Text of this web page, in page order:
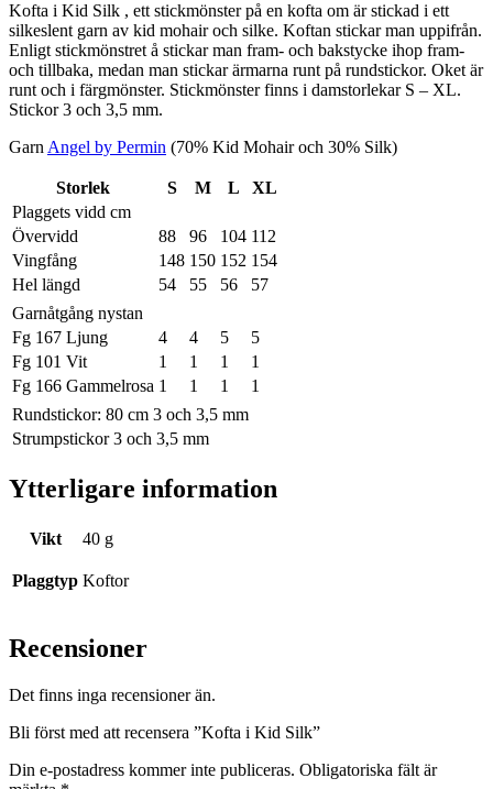
Kofta i Kid Silk , ett stickmönster på en kofta om är stickad i ett
silkeslent garn av kid mohair och silke. Koftan stickar man uppifrån.
Enligt stickmönstret å stickar man fram- och bakstycke ihop fram-
och tillbaka, medan man stickar ärmarna runt på rundstickor. Oket är
runt och i färgmönster. Stickmönster finns i damstorlekar S – XL.
Stickor 3 och 3,5 mm.
Garn Angel by Permin (70% Kid Mohair och 30% Silk)
Storlek S M L
XL
Plaggets vidd cm
Övervidd
88 96 104 112
Vingfång
148 150 152 154
Hel längd
54 55 56
57
Garnåtgång nystan
Fg 167 Ljung
4 4 5
5
Fg 101 Vit
1 1 1
1
Fg 166 Gammelrosa 1 1 1
1
Rundstickor: 80 cm 3 och 3,5 mm
Strumpstickor 3 och 3,5 mm
Ytterligare information
Vikt 40 g
Plaggtyp Koftor
Recensioner
Det finns inga recensioner än.
Bli först med att recensera ”Kofta i Kid Silk”
Din e-postadress kommer inte publiceras. Obligatoriska fält är